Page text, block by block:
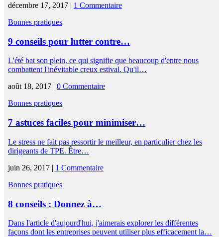
décembre 17, 2017 | 1 Commentaire
Bonnes pratiques
9 conseils pour lutter contre…
L'été bat son plein, ce qui signifie que beaucoup d'entre nous
combattent l'inévitable creux estival. Qu'il…
août 18, 2017 | 0 Commentaire
Bonnes pratiques
7 astuces faciles pour minimiser…
Le stress ne fait pas ressortir le meilleur, en particulier chez les
dirigeants de TPE. Être…
juin 26, 2017 | 1 Commentaire
Bonnes pratiques
8 conseils : Donnez à…
Dans l'article d'aujourd'hui, j'aimerais explorer les différentes
façons dont les entreprises peuvent utiliser plus efficacement la…